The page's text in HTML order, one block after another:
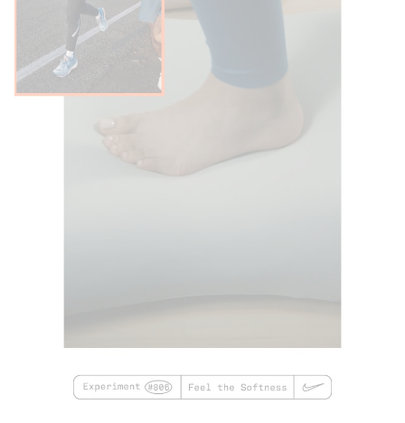
preciso. Uma entressola mais larga adiciona estabilidade.
Pilhas de espuma mais altas do que a nossa versão
anterior elevam o nível de amortecimento e conforto, em
um design de aparência mais elegante.